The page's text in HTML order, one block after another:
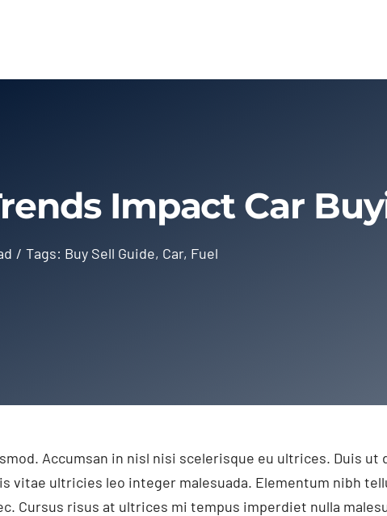
Impact Car
/ Tags: Buy Sell Guide, Car, Fuel
Accumsan in nisl nisi scelerisque eu ultrices. Duis ut
vitae ultricies leo integer malesuada. Elementum nibh
Cursus risus at ultrices mi tempus imperdiet nulla